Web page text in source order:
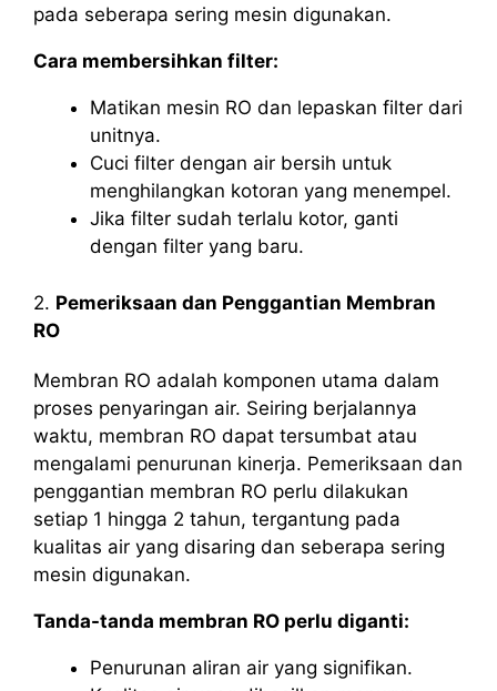
pada seberapa sering mesin digunakan.
Cara membersihkan filter:
Matikan mesin RO dan lepaskan filter dari
unitnya.
Cuci filter dengan air bersih untuk
menghilangkan kotoran yang menempel.
Jika filter sudah terlalu kotor, ganti
dengan filter yang baru.
2. Pemeriksaan dan Penggantian Membran
RO
Membran RO adalah komponen utama dalam
proses penyaringan air. Seiring berjalannya
waktu, membran RO dapat tersumbat atau
mengalami penurunan kinerja. Pemeriksaan dan
penggantian membran RO perlu dilakukan
setiap 1 hingga 2 tahun, tergantung pada
kualitas air yang disaring dan seberapa sering
mesin digunakan.
Tanda-tanda membran RO perlu diganti:
Penurunan aliran air yang signifikan.